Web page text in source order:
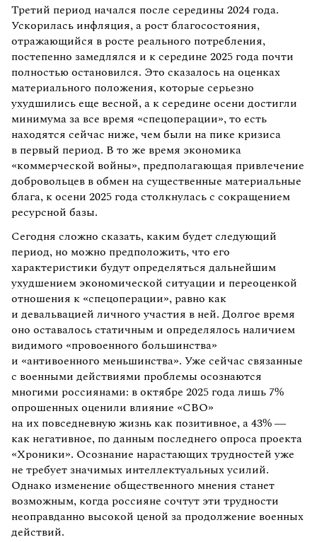
Третий период начался после середины 2024 года.
Ускорилась инфляция, а рост благосостояния,
отражающийся в росте реального потребления,
постепенно замедлялся и к середине 2025 года почти
полностью остановился. Это сказалось на оценках
материального положения, которые серьезно
ухудшились еще весной, а к середине осени достигли
минимума за все время «спецоперации», то есть
находятся сейчас ниже, чем были на пике кризиса
в первый период. В то же время экономика
«коммерческой войны», предполагающая привлечение
добровольцев в обмен на существенные материальные
блага, к осени 2025 года столкнулась с сокращением
ресурсной базы.
Сегодня сложно сказать, каким будет следующий
период, но можно предположить, что его
характеристики будут определяться дальнейшим
ухудшением экономической ситуации и переоценкой
отношения к «спецоперации», равно как
и девальвацией личного участия в ней. Долгое время
оно оставалось статичным и определялось наличием
видимого «провоенного большинства»
и «антивоенного меньшинства». Уже сейчас связанные
с военными действиями проблемы осознаются
многими россиянами: в октябре 2025 года лишь 7%
опрошенных оценили влияние «СВО»
на их повседневную жизнь как позитивное, а 43% —
как негативное, по данным последнего опроса проекта
«Хроники». Осознание нарастающих трудностей уже
не требует значимых интеллектуальных усилий.
Однако изменение общественного мнения станет
возможным, когда россияне сочтут эти трудности
неоправданно высокой ценой за продолжение военных
действий.